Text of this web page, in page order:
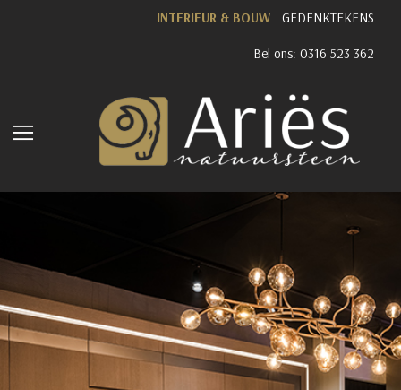
INTERIEUR & BOUW GEDENKTEKENS
Bel ons: 0316 523 362